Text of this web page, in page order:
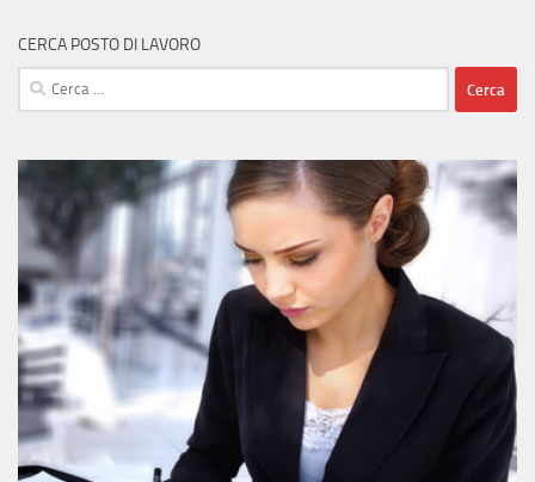
CERCA POSTO DI LAVORO
Ricerca
per: